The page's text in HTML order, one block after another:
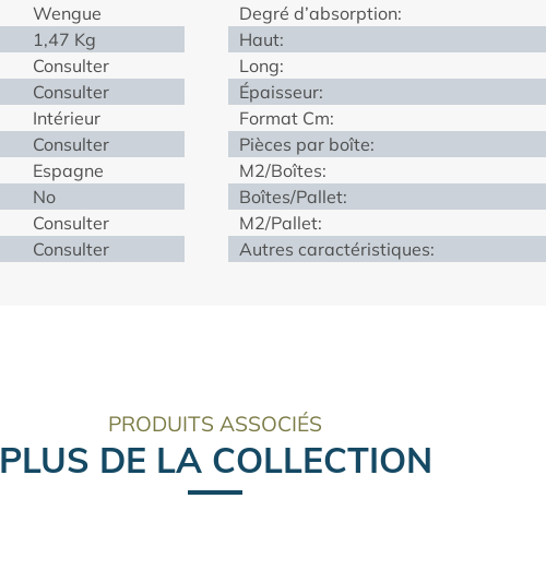
Wengue
1,47 Kg
Consulter
Consulter
Intérieur
Consulter
Espagne
No
Consulter
Consulter
Degré d’absorption:
Haut:
Long:
Épaisseur:
Format Cm:
Pièces par boîte:
M2/Boîtes:
Boîtes/Pallet:
M2/Pallet:
Autres caractéristiques:
PRODUITS ASSOCIÉS
PLUS DE LA COLLECTION